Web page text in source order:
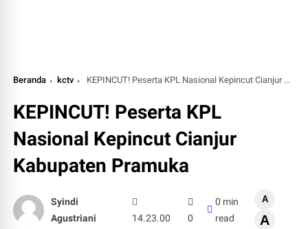
Beranda kctv KEPINCUT! Peserta KPL Nasional Kepincut Cianjur Kabupaten Pramuka
KEPINCUT! Peserta KPL
Nasional Kepincut Cianjur
Kabupaten Pramuka
Syindi
Agustriani
14.23.00 0
0 min
read
A
A